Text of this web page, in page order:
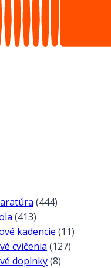
(444)
(413)
kadencie (11)
cvičenia (127)
doplnky(8)